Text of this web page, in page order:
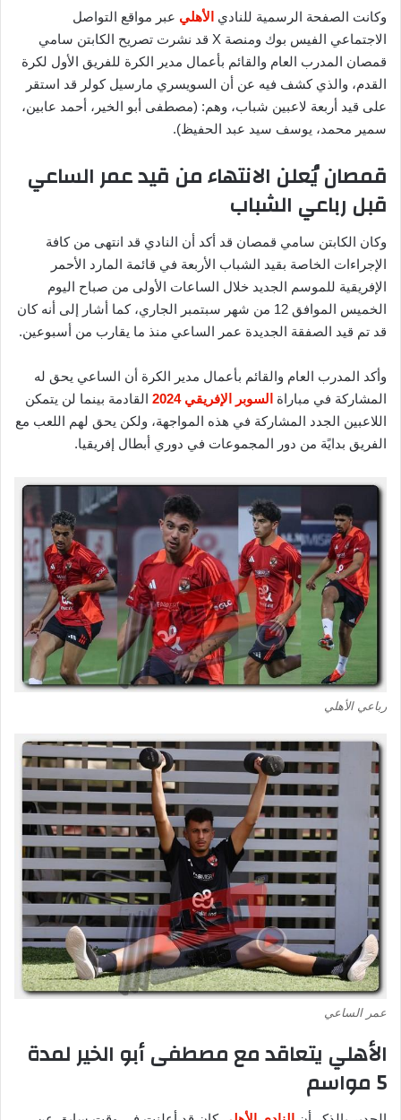
وكانت الصفحة الرسمية للنادي الأهلي عبر مواقع التواصل
الاجتماعي الفيس بوك ومنصة X قد نشرت تصريح الكابتن سامي
قمصان المدرب العام والقائم بأعمال مدير الكرة للفريق الأول لكرة
القدم، والذي كشف فيه عن أن السويسري مارسيل كولر قد استقر
على قيد أربعة لاعبين شباب، وهم: (مصطفى أبو الخير، أحمد عابين،
سمير محمد، يوسف سيد عبد الحفيظ).
قمصان يُعلن الانتهاء من قيد عمر الساعي
قبل رباعي الشباب
وكان الكابتن سامي قمصان قد أكد أن النادي قد انتهى من كافة
الإجراءات الخاصة بقيد الشباب الأربعة في قائمة المارد الأحمر
الإفريقية للموسم الجديد خلال الساعات الأولى من صباح اليوم
الخميس الموافق 12 من شهر سبتمبر الجاري، كما أشار إلى أنه كان
قد تم قيد الصفقة الجديدة عمر الساعي منذ ما يقارب من أسبوعين.
وأكد المدرب العام والقائم بأعمال مدير الكرة أن الساعي يحق له
المشاركة في مباراة السوبر الإفريقي 2024
القادمة بينما لن يتمكن
اللاعبين الجدد المشاركة في هذه المواجهة، ولكن يحق لهم اللعب مع
الفريق بدايًة من دور المجموعات في دوري أبطال إفريقيا.
رباعي الأهلي
عمر الساعي
الأهلي يتعاقد مع مصطفى أبو الخير لمدة
5 مواسم